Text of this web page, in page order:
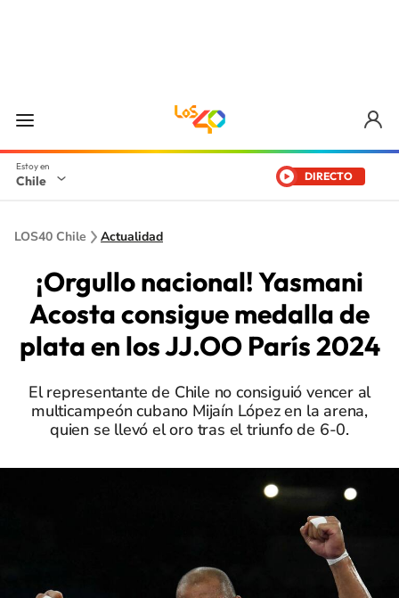
Chile DIRECTO
LOS40 Chile Actualidad
¡Orgullo nacional! Yasmani
Acosta consigue medalla de
plata en los JJ.OO París 2024
El representante de Chile no consiguió vencer al
multicampeón cubano Mijaín López en la arena,
quien se llevó el oro tras el triunfo de 6-0.